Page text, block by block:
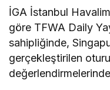
İGA İstanbul
göre TFWA Daily
sahipliğinde,
gerçekleştirilen